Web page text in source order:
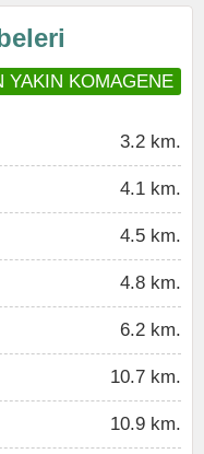
YAKIN KOMAGENE
3.2 km.
4.1 km.
4.5 km.
4.8 km.
6.2 km.
10.7 km.
10.9 km.